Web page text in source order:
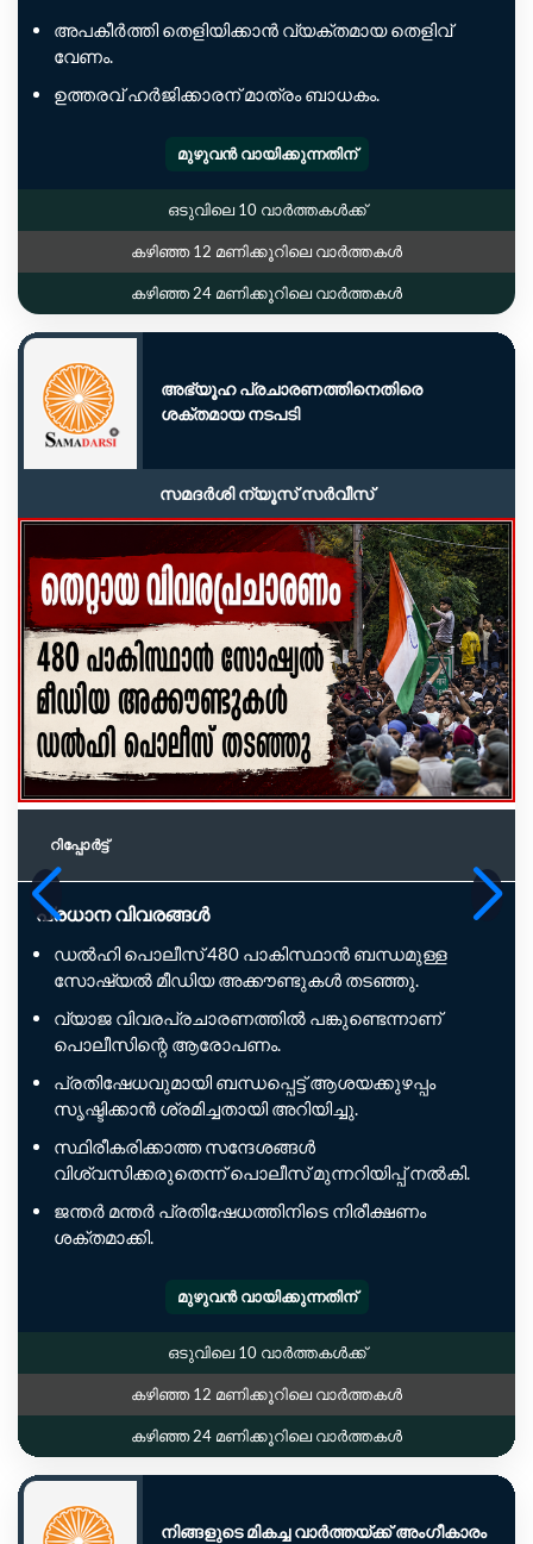
അപകീർത്തി തെളിയിക്കാൻ വ്യക്തമായ തെളിവ്
വേണം.
ഉത്തരവ് ഹർജിക്കാരന് മാത്രം ബാധകം.
മുഴുവൻ വായിക്കുന്നതിന്
ഒടുവിലെ 10 വാർത്തകൾക്ക്
കഴിഞ്ഞ 12 മണിക്കൂറിലെ വാർത്തകൾ
കഴിഞ്ഞ 24 മണിക്കൂറിലെ വാർത്തകൾ
അഭ്യൂഹ പ്രചാരണത്തിനെതിരെ
ശക്തമായ നടപടി
സമദർശി ന്യൂസ് സർവീസ്
റിപ്പോര്‍ട്ട്
പ്രധാന വിവരങ്ങൾ
ഡൽഹി പൊലീസ് 480 പാകിസ്ഥാൻ ബന്ധമുള്ള
സോഷ്യൽ മീഡിയ അക്കൗണ്ടുകൾ തടഞ്ഞു.
വ്യാജ വിവരപ്രചാരണത്തിൽ പങ്കുണ്ടെന്നാണ്
പൊലീസിന്റെ ആരോപണം.
പ്രതിഷേധവുമായി ബന്ധപ്പെട്ട് ആശയക്കുഴപ്പം
സൃഷ്ടിക്കാൻ ശ്രമിച്ചതായി അറിയിച്ചു.
സ്ഥിരീകരിക്കാത്ത സന്ദേശങ്ങൾ
വിശ്വസിക്കരുതെന്ന് പൊലീസ് മുന്നറിയിപ്പ് നൽകി.
ജന്തർ മന്തർ പ്രതിഷേധത്തിനിടെ നിരീക്ഷണം
ശക്തമാക്കി.
മുഴുവൻ വായിക്കുന്നതിന്
ഒടുവിലെ 10 വാർത്തകൾക്ക്
കഴിഞ്ഞ 12 മണിക്കൂറിലെ വാർത്തകൾ
കഴിഞ്ഞ 24 മണിക്കൂറിലെ വാർത്തകൾ
നിങ്ങളുടെ മികച്ച വാർത്തയ്ക്ക് അംഗീകാരം